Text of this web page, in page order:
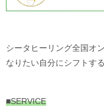
シータヒーリング全国オ
なりたい自分にシフトす
■SERVICE